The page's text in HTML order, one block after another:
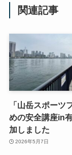
関連記事
「山岳スポーツ
めの安全講座in
加しました
2026年5月7日